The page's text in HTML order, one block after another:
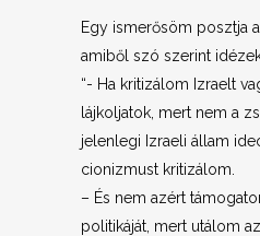
Egy ismerősöm posztja
amiből szó szerint
“- Ha kritizálom Izraelt
lájkoljatok, mert nem a
jelenlegi Izraeli állam
cionizmust kritizálom.
– És nem azért
politikáját, mert utálom